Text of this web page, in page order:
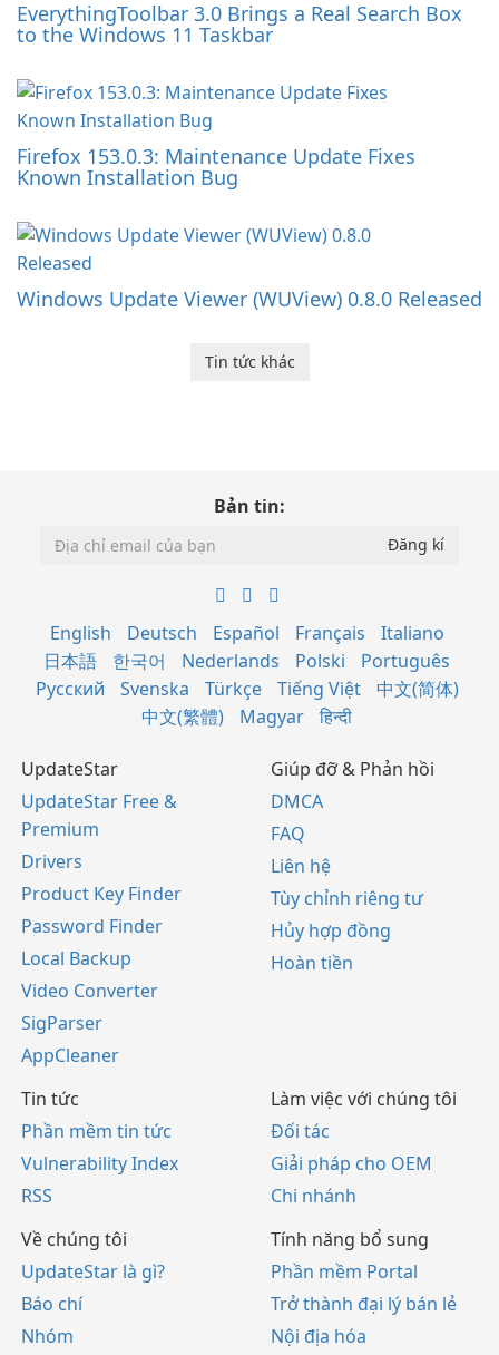
EverythingToolbar 3.0 Brings a Real Search Box
to the Windows 11 Taskbar
Firefox 153.0.3: Maintenance Update Fixes
Known Installation Bug
Windows Update Viewer (WUView) 0.8.0 Released
Tin tức khác
Bản tin:
English Deutsch Español Français
Italiano
日本語
한국어 Nederlands Polski
Português
Русский
Svenska Türkçe Tiếng Việt
中文(简体)
中文(繁體)
Magyar हिन्दी
UpdateStar
UpdateStar Free &
Premium
Drivers
Product Key Finder
Password Finder
Local Backup
Video Converter
SigParser
AppCleaner
Giúp đỡ & Phản hồi
DMCA
FAQ
Liên hệ
Tùy chỉnh riêng tư
Hủy hợp đồng
Hoàn tiền
Tin tức
Phần mềm tin tức
Vulnerability Index
RSS
Làm việc với chúng tôi
Đối tác
Giải pháp cho OEM
Chi nhánh
Về chúng tôi
UpdateStar là gì?
Báo chí
Nhóm
Tính năng bổ sung
Phần mềm Portal
Trở thành đại lý bán lẻ
Nội địa hóa